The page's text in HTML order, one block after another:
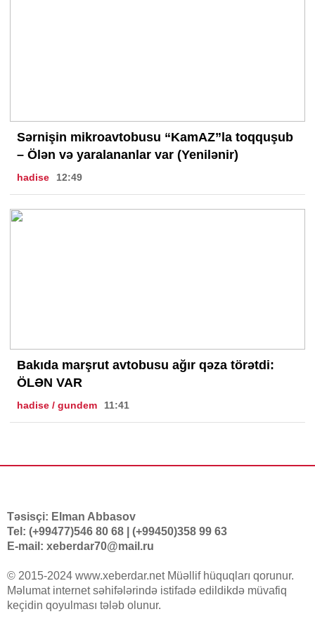
Sərnişin mikroavtobusu “KamAZ”la toqquşub
– Ölən və yaralananlar var (Yenilənir)
hadise 12:49
Bakıda marşrut avtobusu ağır qəza törətdi:
ÖLƏN VAR
hadise / gundem 11:41
Təsisçi: Elman Abbasov
Tel: (+99477)546 80 68 | (+99450)358 99 63
E-mail: xeberdar70@mail.ru
© 2015-2024 www.xeberdar.net Müəllif hüquqları qorunur.
Məlumat internet səhifələrində istifadə edildikdə müvafiq
keçidin qoyulması tələb olunur.